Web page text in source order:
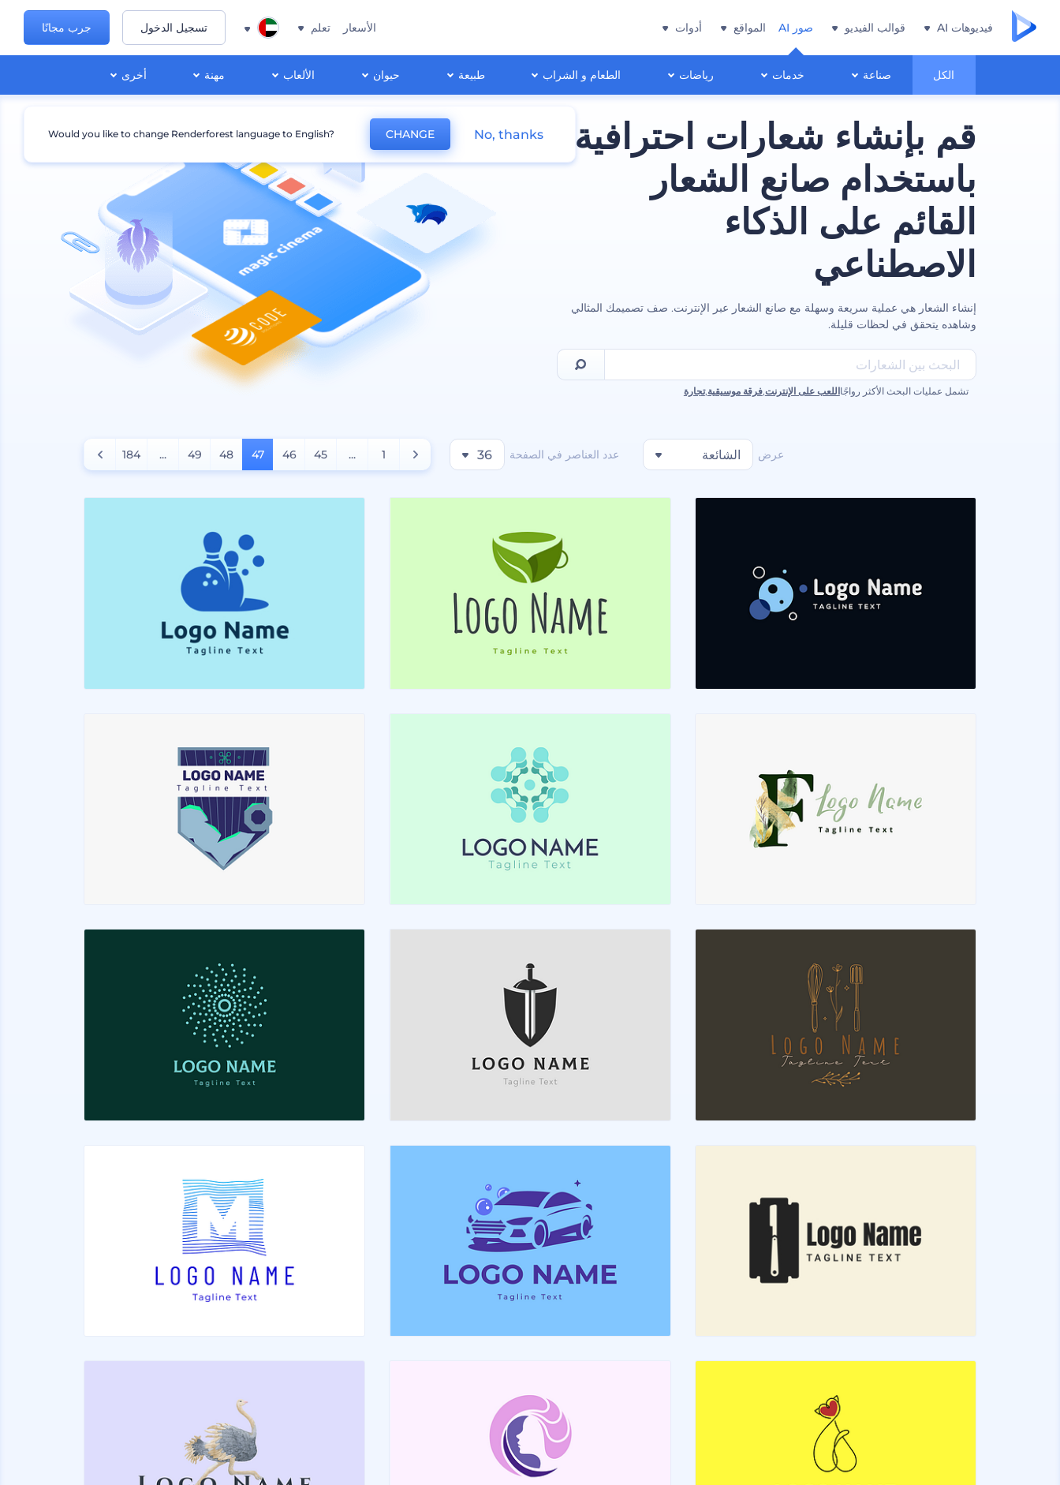
فيديوهات AI قوالب الفيديو صور AI
الكل صناعة خدمات رياضات الطعام و الشراب طبيعة حيوان الألعاب مهنة أخرى
المواقع أدوات الأسعار تعلم تسجيل الدخول جرب مجانًا
قم بإنشاء شعارات احترافية
باستخدام صانع الشعار
القائم على الذكاء
الاصطناعي
إنشاء الشعار هي عملية سريعة وسهلة مع صانع الشعار عبر الإنترنت. صف تصميمك المثالي
وشاهده يتحقق في لحظات قليلة.
تشمل عمليات البحث الأكثر رواجًااللعب على الإنترنت,فرقة موسيقية,تجارة
عرض الشائعة عدد العناصر في الصفحة 36
1
...
45
46
47
48
49
...
184
Would you like to change Renderforest language to English? CHANGE No, thanks